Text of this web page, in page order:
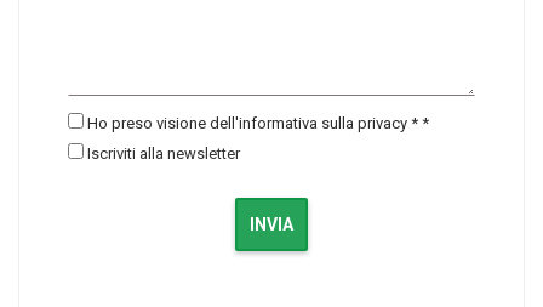
Ho preso visione dell'informativa sulla privacy * *
Iscriviti alla newsletter
INVIA